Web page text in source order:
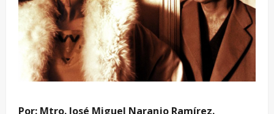
Por: Mtro. José Miguel Naranjo Ramírez.